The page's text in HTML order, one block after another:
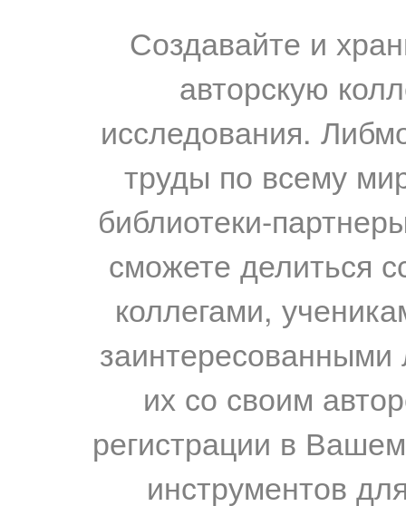
Создавайте и
авторскую
исследования.
труды по всему
библиотеки-
сможете делиться
коллегами,
их со своим
регистрации в
инструментов